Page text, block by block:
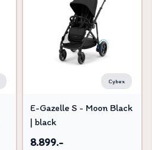
Cybex
E-Gazelle S - Moon Black
| black
8.899.-